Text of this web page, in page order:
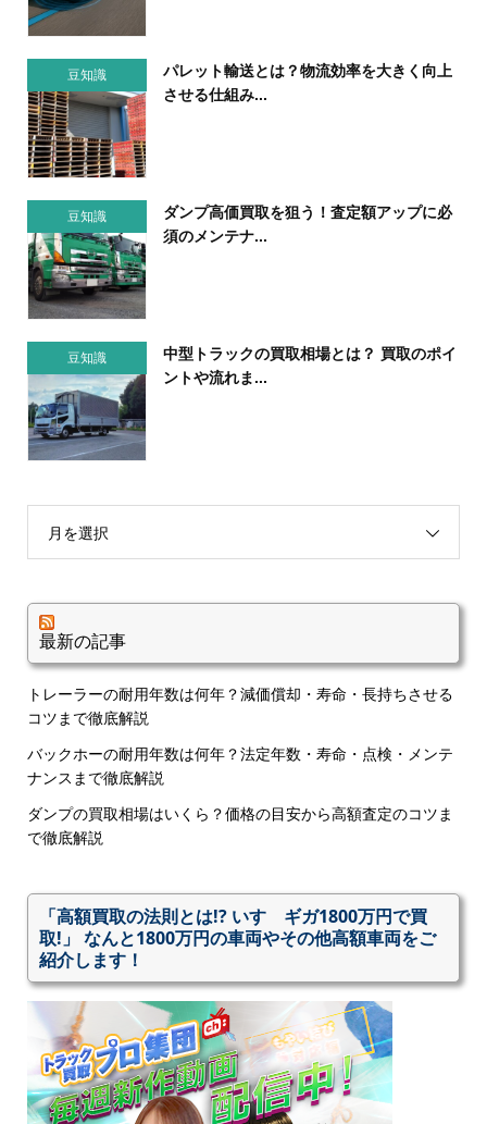
豆知識
パレット輸送とは？物流効率を大きく向上
させる仕組み...
豆知識
ダンプ高価買取を狙う！査定額アップに必
須のメンテナ...
豆知識
中型トラックの買取相場とは？ 買取のポイ
ントや流れま...
月を選択
最新の記事
トレーラーの耐用年数は何年？減価償却・寿命・長持ちさせる
コツまで徹底解説
バックホーの耐用年数は何年？法定年数・寿命・点検・メンテ
ナンスまで徹底解説
ダンプの買取相場はいくら？価格の目安から高額査定のコツま
で徹底解説
「高額買取の法則とは!? いすゞギガ1800万円で買
取!」 なんと1800万円の車両やその他高額車両をご
紹介します！